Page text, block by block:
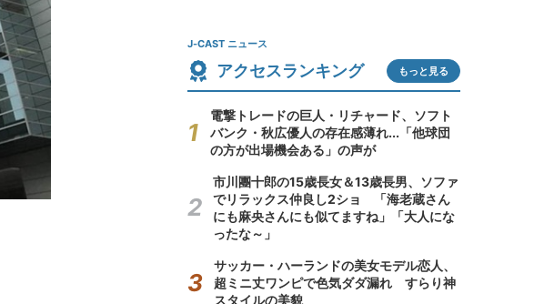
J-CAST ニュース
アクセスランキング もっと見る
電撃トレードの巨人・リチャード、ソフト
バンク・秋広優人の存在感薄れ...「他球団
の方が出場機会ある」の声が
市川團十郎の15歳長女＆13歳長男、ソファ
でリラックス仲良し2ショ 「海老蔵さん
にも麻央さんにも似てますね」「大人にな
ったな～」
サッカー・ハーランドの美女モデル恋人、
超ミニ丈ワンピで色気ダダ漏れ すらり神
スタイルの美貌